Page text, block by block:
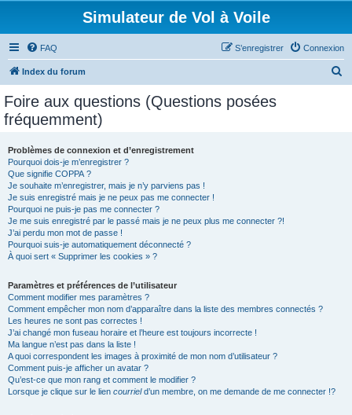
Simulateur de Vol à Voile
FAQ Connexion
S’enregistrer
Index du forum
Foire aux questions (Questions posées
fréquemment)
Problèmes de connexion et d’enregistrement
Pourquoi dois-je m’enregistrer ?
Que signifie COPPA ?
Je souhaite m’enregistrer, mais je n’y parviens pas !
Je suis enregistré mais je ne peux pas me connecter !
Pourquoi ne puis-je pas me connecter ?
Je me suis enregistré par le passé mais je ne peux plus me connecter ?!
J’ai perdu mon mot de passe !
Pourquoi suis-je automatiquement déconnecté ?
À quoi sert « Supprimer les cookies » ?
Paramètres et préférences de l’utilisateur
Comment modifier mes paramètres ?
Comment empêcher mon nom d’apparaître dans la liste des membres connectés ?
Les heures ne sont pas correctes !
J’ai changé mon fuseau horaire et l’heure est toujours incorrecte !
Ma langue n’est pas dans la liste !
A quoi correspondent les images à proximité de mon nom d’utilisateur ?
Comment puis-je afficher un avatar ?
Qu’est-ce que mon rang et comment le modifier ?
Lorsque je clique sur le lien courrield’un membre, on me demande de me connecter !?